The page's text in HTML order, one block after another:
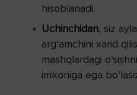
hisoblanadi.
Uchinchidan, siz
arg‘amchini xarid
mashqlardagi
imkoniga ega